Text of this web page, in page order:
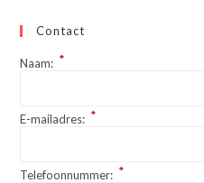
Contact
Naam: *
E-mailadres: *
Telefoonnummer: *